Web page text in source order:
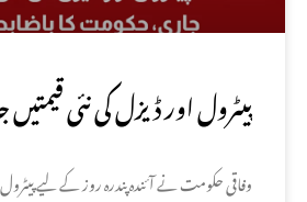
پیٹرول اور ڈیزل کی نئی
کا باضابطہ اعلان
وفاقی حکومت نے آئندہ پندرہ روز کے لیے پیٹرول